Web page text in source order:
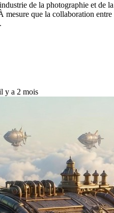
de la photographie et de
que la collaboration
y a 2 mois